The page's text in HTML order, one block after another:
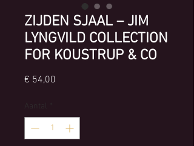
ZIJDEN SJAAL – JIM
LYNGVILD COLLECTION
FOR KOUSTRUP & CO
€ 54,00
*